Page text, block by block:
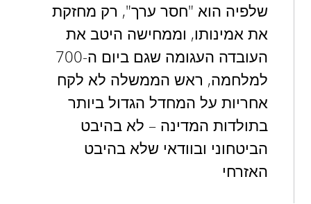
שלפיה הוא "חסר ערך", רק מחזקת
את אמינותו, וממחישה היטב את
העובדה העגומה שגם ביום ה-700
למלחמה, ראש הממשלה לא לקח
אחריות על המחדל הגדול ביותר
בתולדות המדינה – לא בהיבט
הביטחוני ובוודאי שלא בהיבט
האזרחי